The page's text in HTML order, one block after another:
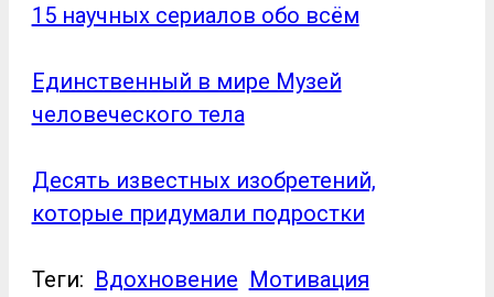
15 научных сериалов обо всём
Единственный в мире Музей
человеческого тела
Десять известных изобретений,
которые придумали подростки
Теги: Вдохновение Мотивация